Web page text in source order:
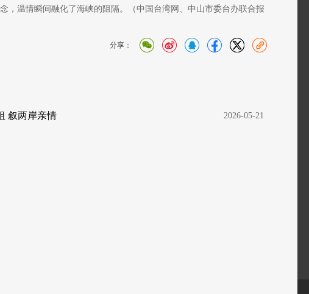
，温情瞬间融化了海峡的阻隔。（中国台湾网、中山市委台办联合报
分享：
2026-05-21
叙两岸亲情